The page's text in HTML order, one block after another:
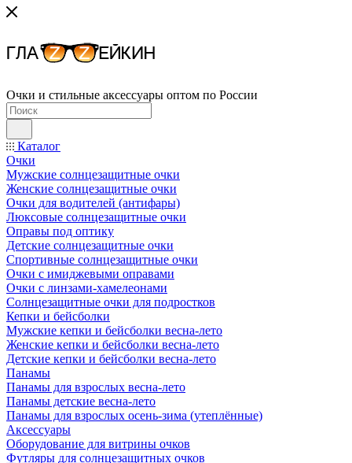
Очки и стильные аксессуары оптом по России
Каталог
Очки
Мужские солнцезащитные очки
Женские солнцезащитные очки
Очки для водителей (антифары)
Люксовые солнцезащитные очки
Оправы под оптику
Детские солнцезащитные очки
Спортивные солнцезащитные очки
Очки с имиджевыми оправами
Очки с линзами-хамелеонами
Солнцезащитные очки для подростков
Кепки и бейсболки
Мужские кепки и бейсболки весна-лето
Женские кепки и бейсболки весна-лето
Детские кепки и бейсболки весна-лето
Панамы
Панамы для взрослых весна-лето
Панамы детские весна-лето
Панамы для взрослых осень-зима (утеплённые)
Аксессуары
Оборудование для витрины очков
Футляры для солнцезащитных очков